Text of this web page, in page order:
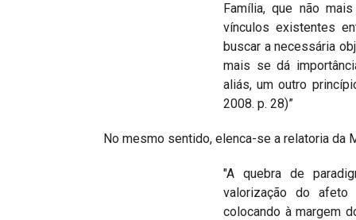
Família, que não
vínculos existentes
buscar a necessária
mais se dá
aliás, um outro
2008. p. 28)”
No mesmo sentido, elenca-se a relatoria da
"A quebra de
valorização do
colocando à margem